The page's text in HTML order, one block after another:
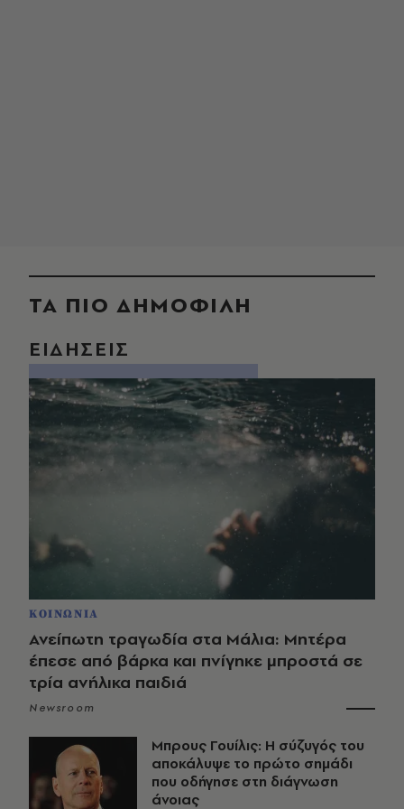
ΤΑ ΠΙΟ ΔΗΜΟΦΙΛΗ
ΕΙΔΗΣΕΙΣ
ΚΟΙΝΩΝΙΑ
Ανείπωτη τραγωδία στα Μάλια: Μητέρα
έπεσε από βάρκα και πνίγηκε μπροστά σε
τρία ανήλικα παιδιά
Newsroom
Μπρους Γουίλις: Η σύζυγός του
αποκάλυψε το πρώτο σημάδι
που οδήγησε στη διάγνωση
άνοιας